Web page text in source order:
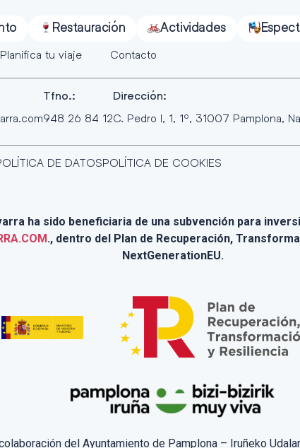
Restauración Actividades
Planifica tu viaje Contacto
Tfno.:
948 26 84 12
Dirección:
C. Pedro I, 1, 1º, 31007 Pamplona,
DE DATOSPOLÍTICA DE COOKIES
ha sido beneficiaria de una subvención para
., dentro del Plan de Recuperación,
NextGenerationEU.
del Ayuntamiento de Pamplona – Iruñeko